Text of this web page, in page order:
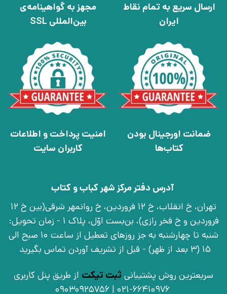
ارسال سریع به تمام نقاط
ایران
مجهز به گواهینامه‌ی
بین‌المللی SSL
ضمانت اورجینال بودن
کتاب‌ها
امنیت پرداخت و اطلاعات
کاربران سایت
آدرس دفتر مرکز شهر کباب و کتاب
تهران، خ انقلاب، خ 12 فروردین، خ روانمهر شرقی(بین خ 12
فروردین و خ فخر رازی)، بن‌بست اوّل، پلاک 1 - زمان تحویل:
شنبه تا چهارشنبه به جز روزهای تعطیل از ساعت 10 صبح الی
15 (3 بعد از ظهر) - قبل از تشریف آوردن تماس بگیرید
سریعترین روش پشتیبانی ثبت تیکت از طریق پنل کاربری
021-66410976 | 09030925756